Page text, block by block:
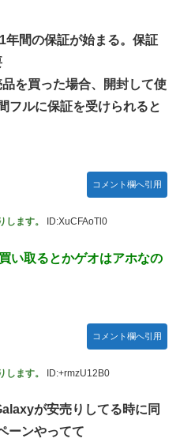
間の保証が始まる。保証
を買った場合、開封して使
フルに保証を受けられると
コメント欄へ引用
ます。 ID:XuCFAoTl0
い取るとかゲオはアホなの
コメント欄へ引用
ます。 ID:+rmzU12B0
が安売りしてる時に同
ーンやってて